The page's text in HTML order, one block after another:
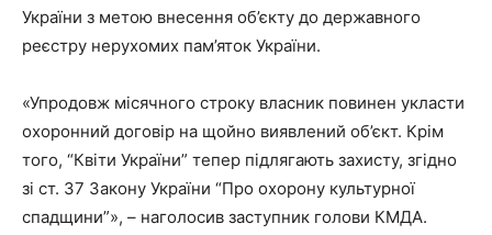
України з метою внесення об’єкту до державного
реєстру нерухомих пам’яток України.
«Упродовж місячного строку власник повинен укласти
охоронний договір на щойно виявлений об’єкт. Крім
того, “Квіти України” тепер підлягають захисту, згідно
зі ст. 37 Закону України “Про охорону культурної
спадщини”», – наголосив заступник голови КМДА.